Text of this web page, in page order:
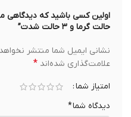
حالت گرما و ۳ حالت شدت”
نشانی ایمیل شما منتشر نخواهد شد.
علامت‌گذاری شده‌اند*
امتیاز شما
دیدگاه شما*